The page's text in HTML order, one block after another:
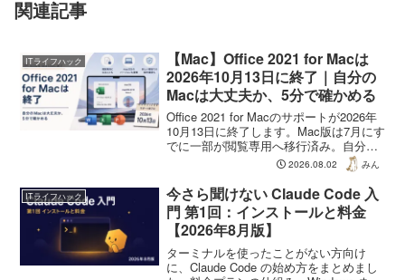
関連記事
ITライフハック
【Mac】Office 2021 for Macは
2026年10月13日に終了｜自分の
Macは大丈夫か、5分で確かめる
Office 2021 for Macのサポートが2026年
10月13日に終了します。Mac版は7月にす
でに一部が閲覧専用へ移行済み。自分の
OfficeとmacOSの組み合わせが安全かを
確かめる手順と、秋のmacOS 27で動く
のかをベータで検証した結果をまとめま
した。
2026.08.02 みん
ITライフハック
今さら聞けない Claude Code 入
門 第1回：インストールと料金
【2026年8月版】
ターミナルを使ったことがない方向け
に、Claude Code の始め方をまとめまし